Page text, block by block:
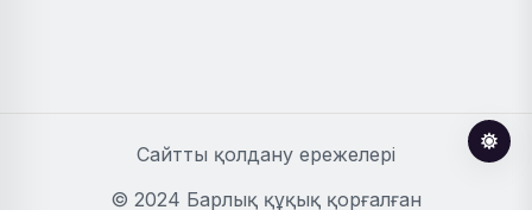
Сайтты қолдану ережелері
© 2024 Барлық құқық қорғалған